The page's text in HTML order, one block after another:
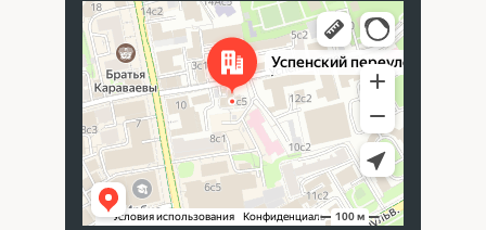
Москва
Успенский переулок, 4с5 — Яндекс Карты